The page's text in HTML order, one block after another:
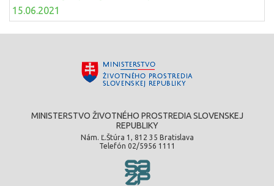
15.06.2021
MINISTERSTVO ŽIVOTNÉHO PROSTREDIA SLOVENSKEJ
REPUBLIKY
Nám. Ľ.Štúra 1, 812 35 Bratislava
Telefón 02/5956 1111